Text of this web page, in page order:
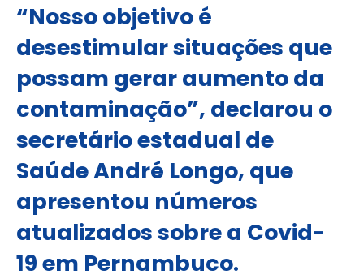
“Nosso objetivo é
desestimular situações que
possam gerar aumento da
contaminação”, declarou o
secretário estadual de
Saúde André Longo, que
apresentou números
atualizados sobre a Covid-
19 em Pernambuco.